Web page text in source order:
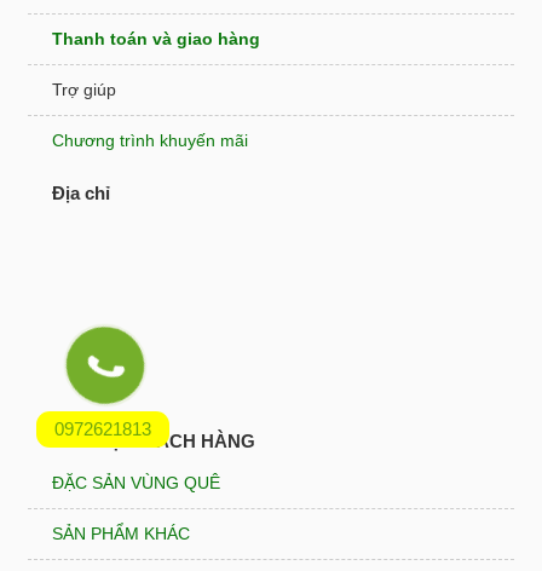
0972621813
Thanh toán và giao hàng
Trợ giúp
Chương trình khuyến mãi
Địa chỉ
HỖ TRỢ KHÁCH HÀNG
ĐẶC SẢN VÙNG QUÊ
SẢN PHẨM KHÁC